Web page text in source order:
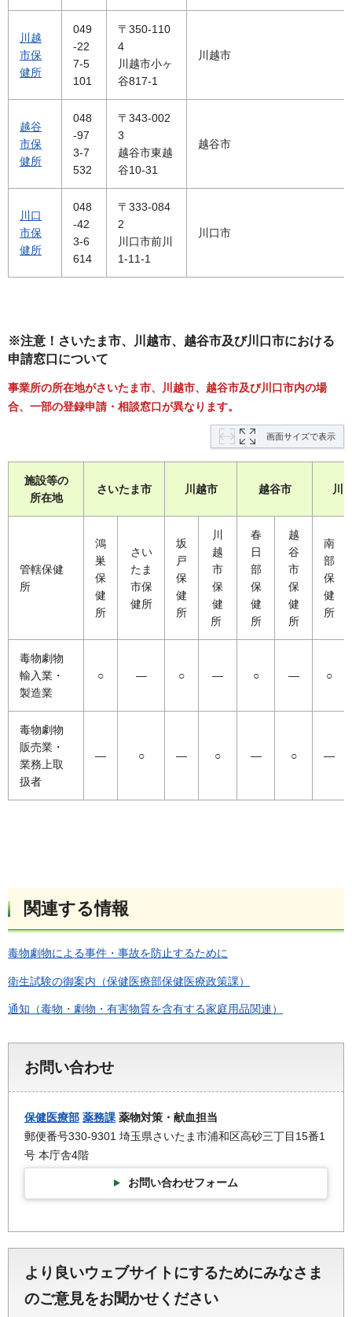
川越
市保
健所
049
-22
7-5
101
〒350-110
4
川越市小ヶ
谷817-1
川越市
越谷
市保
健所
048
-97
3-7
532
〒343-002
3
越谷市東越
谷10-31
越谷市
川口
市保
健所
048
-42
3-6
614
〒333-084
2
川口市前川
1-11-1
川口市
※注意！さいたま市、川越市、越谷市及び川口市における
申請窓口について
事業所の所在地がさいたま市、川越市、越谷市及び川口市内の場
合、一部の登録申請・相談窓口が異なります。
画面サイズで表示
施設等の
所在地
さいたま市 川越市 越谷市 川
管轄保健
所
鴻
巣
保
健
所
さい
たま
市保
健所
坂
戸
保
健
所
川
越
市
保
健
所
春
日
部
保
健
所
越
谷
市
保
健
所
南
部
保
健
所
毒物劇物
輸入業・
製造業
○ ― ○ ― ○ ― ○
毒物劇物
販売業・
業務上取
扱者
― ○ ― ○ ― ○ ―
関連する情報
毒物劇物による事件・事故を防止するために
衛生試験の御案内（保健医療部保健医療政策課）
通知（毒物・劇物・有害物質を含有する家庭用品関連）
お問い合わせ
保健医療部 薬務課 薬物対策・献血担当
郵便番号330-9301 埼玉県さいたま市浦和区高砂三丁目15番1
号 本庁舎4階
お問い合わせフォーム
より良いウェブサイトにするためにみなさま
のご意見をお聞かせください